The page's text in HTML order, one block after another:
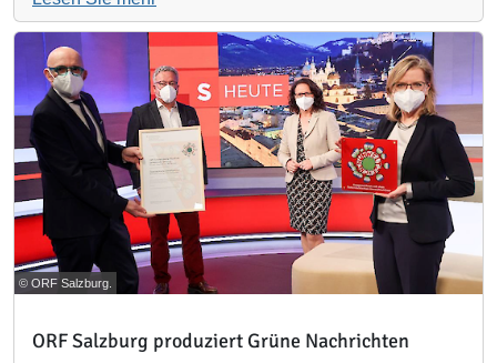
© ORF Salzburg.
ORF Salzburg produziert Grüne Nachrichten